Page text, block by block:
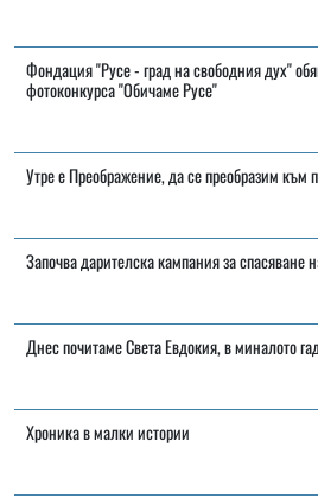
Фондация "Русе - град на свободния дух"
фотоконкурса "Обичаме Русе"
Утре е Преображение, да се преобразим към
Започва дарителска кампания за
Днес почитаме Света Евдокия, в миналото
Хроника в малки истории